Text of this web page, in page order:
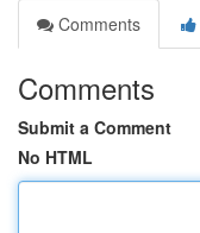
Comments
Comments
Submit a Comment
No HTML